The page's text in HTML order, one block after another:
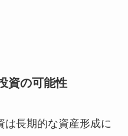
資の可能性
は長期的な資産形成に